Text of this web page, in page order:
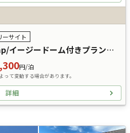
ーサイト
【札幌Camp/イージードーム付きプラン】ドーム定員2名
円/泊
て変動する場合があります。
詳細